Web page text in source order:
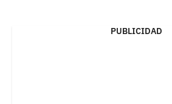
PUBLICIDAD